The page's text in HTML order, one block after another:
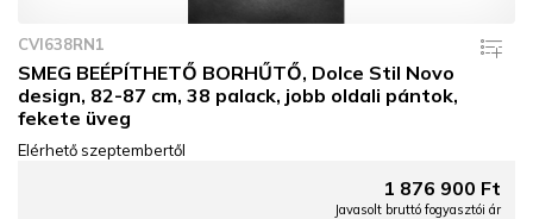
CVI638RN1
SMEG BEÉPÍTHETŐ BORHŰTŐ, Dolce Stil Novo
design, 82-87 cm, 38 palack, jobb oldali pántok,
fekete üveg
Elérhető szeptembertől
1 876 900 Ft
Javasolt bruttó fogyasztói ár